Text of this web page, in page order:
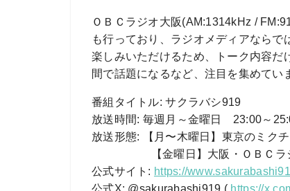
ＯＢＣラジオ大阪(AM:1314kHz /
も行っており、ラジオメディアなら
楽しみいただけるため、トーク内容だ
間で話題になるなど、注目を集めてい
番組タイトル: サクラバシ919
放送時間: 毎週月～金曜日 23:00～
放送形態: 【月〜木曜日】東京のミク
【金曜日】大阪・ＯＢＣラジオ
公式サイト : https://